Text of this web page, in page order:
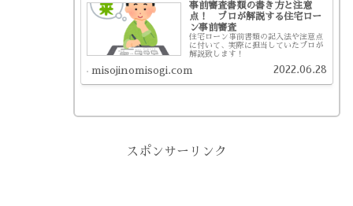
事前審査書類の書き方と注意
点！ プロが解説する住宅ロー
ン事前審査
住宅ローン事前書類の記入法や注意点
に付いて、実際に担当していたプロが
解説致します！
misojinomisogi.com 2022.06.28
スポンサーリンク